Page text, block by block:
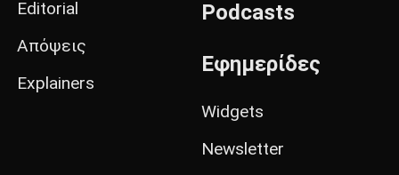
Editorial
Απόψεις
Explainers
Podcasts
Εφημερίδες
Widgets
Newsletter